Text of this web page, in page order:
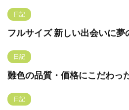
日記
フルサイズ 新しい出会いに夢
日記
難色の品質・価格にこだわっ
日記